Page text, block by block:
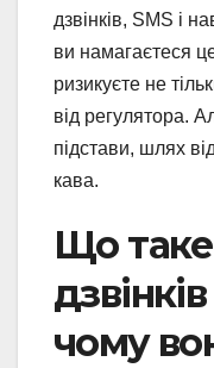
дзвінків, SMS і
ви намагаєтеся
ризикуєте не
від регулятора.
підстави, шлях
кава.
Що таке
чому